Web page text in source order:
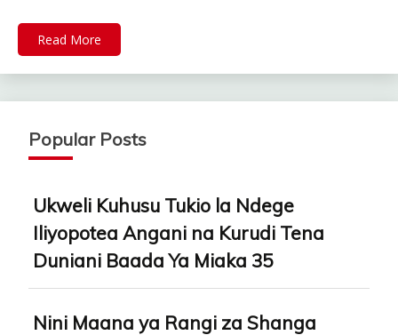
Read More
Popular Posts
Ukweli Kuhusu Tukio la Ndege
Iliyopotea Angani na Kurudi Tena
Duniani Baada Ya Miaka 35
Nini Maana ya Rangi za Shanga